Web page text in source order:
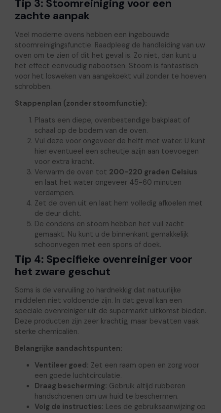
Tip 3: Stoomreiniging voor een
zachte aanpak
Veel moderne ovens hebben een ingebouwde
stoomreinigingsfunctie. Raadpleeg de handleiding van uw
oven om te zien of dit het geval is. Zo niet, dan kunt u
het effect eenvoudig nabootsen. Stoom is fantastisch
voor het losweken van aangekoekt vuil zonder te hoeven
schrobben.
Stappenplan (zonder stoomfunctie):
Plaats een diepe, ovenbestendige bakplaat of
schaal op de bodem van de oven.
Vul deze voor ongeveer de helft met water. U kunt
hier eventueel een scheutje azijn aan toevoegen
voor extra kracht.
Verwarm de oven tot 200-220 graden Celsius
en laat het water ongeveer 45-60 minuten
verdampen.
Zet de oven uit en laat hem volledig afkoelen met
de deur dicht.
De condens en stoom hebben het vuil zacht
gemaakt. Nu kunt u de binnenkant gemakkelijk
schoonvegen met een spons of doek.
Tip 4: Specifieke ovenreiniger voor
het zware geschut
Soms is de vervuiling zo hardnekkig dat natuurlijke
middelen niet voldoende zijn. In dat geval kan een
speciale ovenreiniger uit de supermarkt uitkomst bieden.
Deze producten zijn zeer krachtig, maar bevatten vaak
sterke chemicaliën.
Belangrijke aandachtspunten:
Ventileer goed: Zet een raam open en zorg voor
een goede luchtcirculatie.
Draag bescherming: Gebruik altijd rubberen
handschoenen om uw huid te beschermen.
Volg de instructies: Lees de gebruiksaanwijzing op